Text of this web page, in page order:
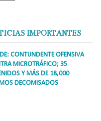
IMPORTANTES
CONTUNDENTE OFENSIVA
MICROTRÁFICO; 35
Y MÁS DE 18,000
DECOMISADOS